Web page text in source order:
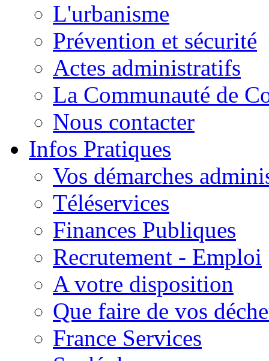
L'urbanisme
Prévention et sécurité
Actes administratifs
La Communauté de
Nous contacter
Infos Pratiques
Vos démarches
Téléservices
Finances Publiques
Recrutement - Emploi
A votre disposition
Que faire de vos
France Services